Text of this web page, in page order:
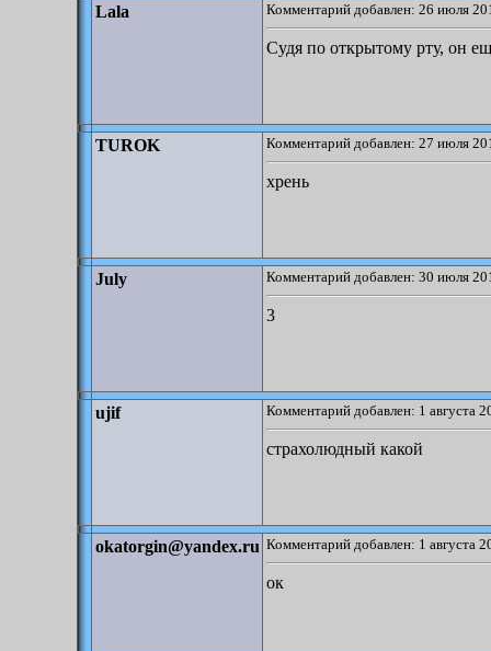
Lala Комментарий добавлен: 26 июля
Судя по открытому рту, он
TUROK Комментарий добавлен: 27 июля
хрень
July Комментарий добавлен: 30 июля
3
ujif Комментарий добавлен: 1 августа
страхолюдный какой
okatorgin@yandex.ru Комментарий добавлен: 1 августа
ок